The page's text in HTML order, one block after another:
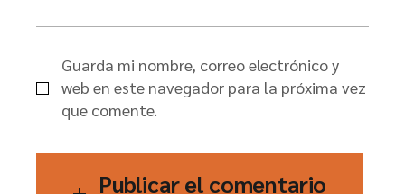
Guarda mi nombre, correo electrónico y
web en este navegador para la próxima vez
que comente.
Publicar el comentario